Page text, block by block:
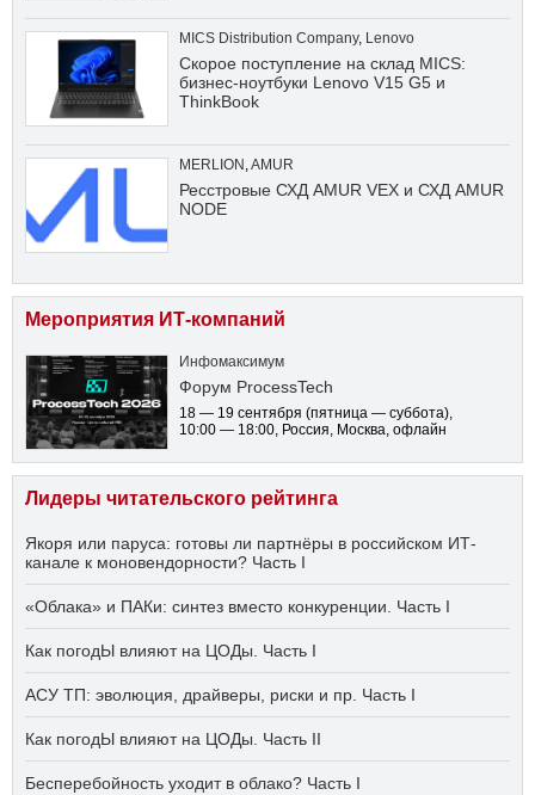
MICS Distribution Company, Lenovo
Скорое поступление на склад MICS:
бизнес-ноутбуки Lenovo V15 G5 и
ThinkBook
MERLION ,AMUR
Ресстровые СХД AMUR VEX и СХД AMUR
NODE
Мероприятия ИТ-компаний
Инфомаксимум
Форум ProcessTech
18 — 19 сентября (пятница — суббота),
10:00 — 18:00, Россия, Москва, офлайн
Лидеры читательского рейтинга
Якоря или паруса: готовы ли партнёры в российском ИТ-
канале к моновендорности? Часть I
«Облака» и ПАКи: синтез вместо конкуренции. Часть I
Как погодЫ влияют на ЦОДы. Часть I
АСУ ТП: эволюция, драйверы, риски и пр. Часть I
Как погодЫ влияют на ЦОДы. Часть II
Бесперебойность уходит в облако? Часть I